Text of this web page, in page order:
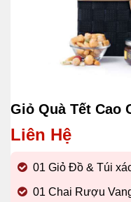
Giỏ Quà Tết Cao
Liên Hệ
01 Giỏ Đồ & Túi
01 Chai Rượu